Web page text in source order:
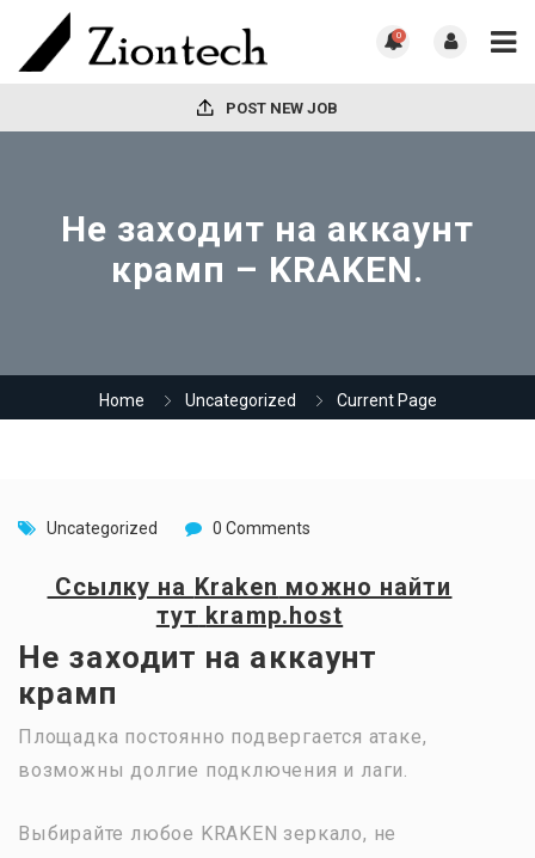
0
POST NEW JOB
Не заходит на аккаунт
крамп – KRAKEN.
Home Uncategorized Current Page
Uncategorized 0 Comments
Ссылку на Kraken можно найти
тут kramp.host
Не заходит на аккаунт
крамп
Площадка постоянно подвергается атаке,
возможны долгие подключения и лаги.
Выбирайте любое KRAKEN зеркало, не